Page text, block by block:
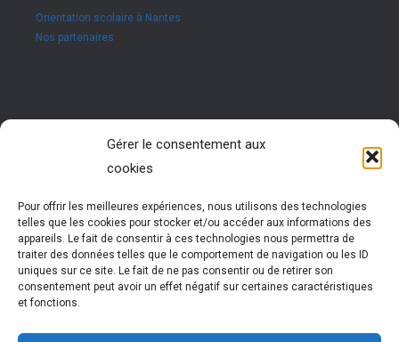
Gérer le consentement aux
cookies
Pour offrir les meilleures expériences, nous utilisons des technologies
telles que les cookies pour stocker et/ou accéder aux informations des
appareils. Le fait de consentir à ces technologies nous permettra de
traiter des données telles que le comportement de navigation ou les ID
uniques sur ce site. Le fait de ne pas consentir ou de retirer son
consentement peut avoir un effet négatif sur certaines caractéristiques
et fonctions.
Orientation scolaire à Nantes
Nos partenaires
Rejoignez nous !
Vous êtes passionné par les ressources humaines ?
dans leur réussite ?
Rejoignez notre réseau !
Nous vous formons pour vous permettre d’exercer cette
activité très enrichissante
Vous évoluez et participez à la vie d’un réseau
national dynamique